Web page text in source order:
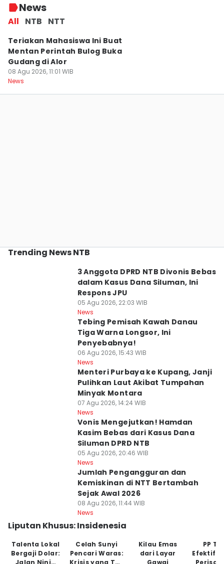
News
All NTB NTT
News
Teriakan Mahasiswa Ini Buat
Mentan Perintah Bulog Buka
Gudang di Alor
08 Agu 2026, 11:01 WIB
News
Trending News NTB
3 Anggota DPRD NTB Divonis Bebas
dalam Kasus Dana Siluman, Ini
Respons JPU
05 Agu 2026, 22:03 WIB
News
Tebing Pemisah Kawah Danau
Tiga Warna Longsor, Ini
Penyebabnya!
06 Agu 2026, 15:43 WIB
News
Menteri Purbaya ke Kupang, Janji
Pulihkan Laut Akibat Tumpahan
Minyak Montara
07 Agu 2026, 14:24 WIB
News
Vonis Mengejutkan! Hamdan
Kasim Bebas dari Kasus Dana
Siluman DPRD NTB
05 Agu 2026, 20:46 WIB
News
Jumlah Pengangguran dan
Kemiskinan di NTT Bertambah
Sejak Awal 2026
08 Agu 2026, 11:44 WIB
News
Liputan Khusus: Insidenesia
Talenta Lokal
Bergaji Dolar:
Jalan Ninja
Celah Sunyi
Pencari Waras:
Krisis yang Tak
Kilau Emas
dari Layar
Gawai
PP
Perisai